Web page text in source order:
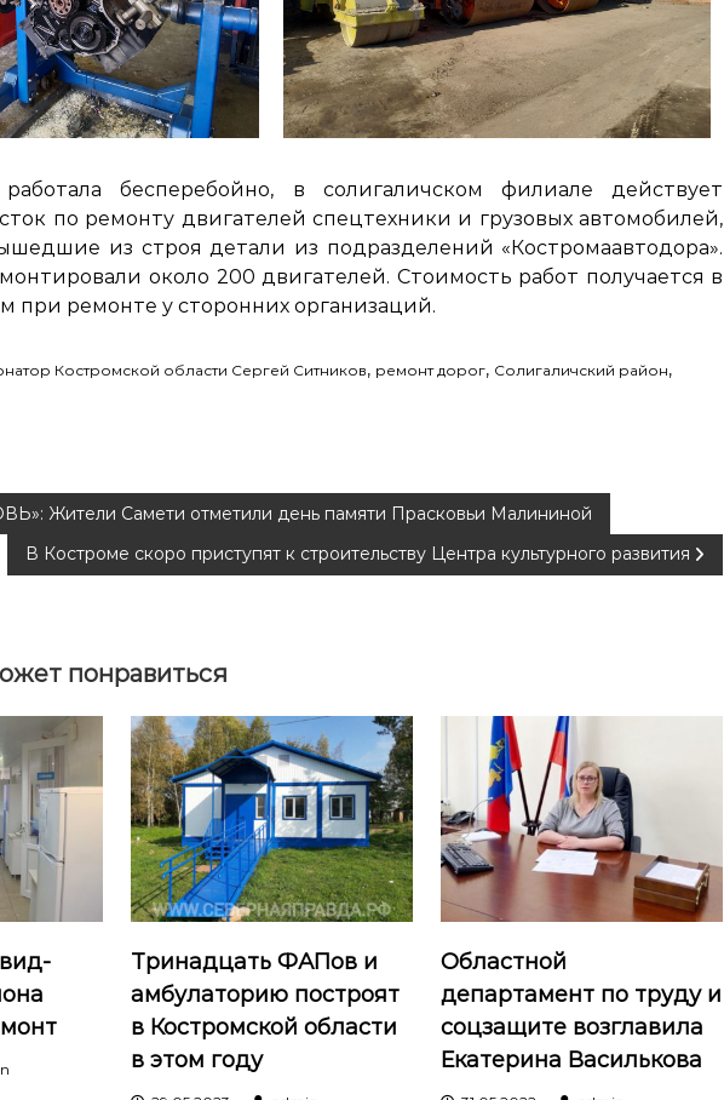
бесперебойно, в солигаличском филиале действует
по ремонту двигателей спецтехники и грузовых автомобилей,
из строя детали из подразделений «Костромаавтодора».
около 200 двигателей. Стоимость работ получается в
при ремонте у сторонних организаций.
Костромской области Сергей Ситников, ремонт дорог, Солигаличский район,
Жители Самети отметили день памяти Прасковьи Малининой
В Костроме скоро приступят к строительству Центра культурного развития
понравиться
Тринадцать ФАПов и
амбулаторию построят
в Костромской области
в этом году
Областной
департамент по труду и
соцзащите возглавила
Екатерина Василькова